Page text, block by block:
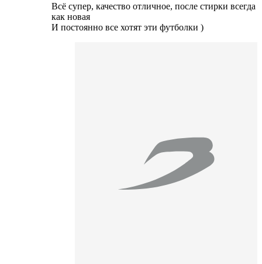
Всё супер, качество отличное, после стирки всегда
как новая
И постоянно все хотят эти футболки )